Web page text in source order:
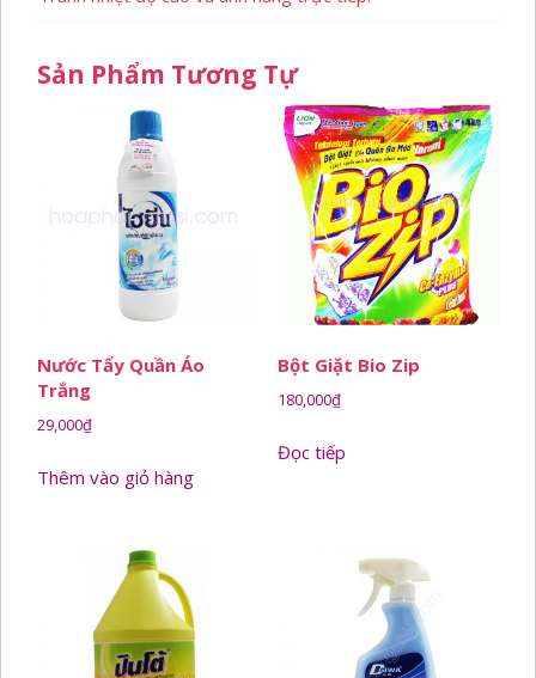
Sản Phẩm Tương Tự
Nước Tẩy Quần Áo
Trắng
29,000₫
Thêm vào giỏ hàng
Bột Giặt Bio Zip
180,000₫
Đọc tiếp